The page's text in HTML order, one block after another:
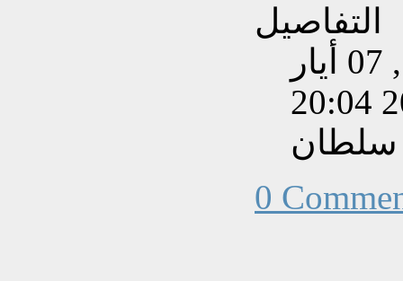
التفاصيل
تم إنشاءه بتاريخ الأربعاء, 07 أيار
سلطان
0